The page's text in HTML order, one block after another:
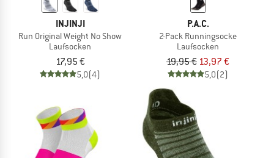
INJINJI
Run Original Weight No Show
Laufsocken
17,95 €
5,0(4)
P.A.C.
2-Pack Runningsocke
Laufsocken
19,95 € 13,97 €
5,0(2)